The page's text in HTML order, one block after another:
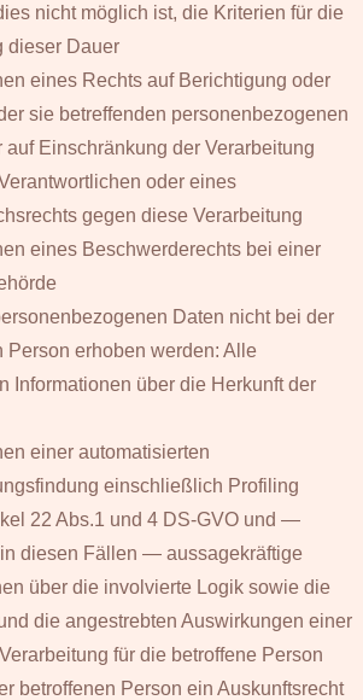
nicht möglich ist, die Kriterien für die
dieser Dauer
eines Rechts auf Berichtigung oder
sie betreffenden personenbezogenen
auf Einschränkung der Verarbeitung
oder eines
gegen diese Verarbeitung
eines Beschwerderechts bei einer
Daten nicht bei der
Person erhoben werden: Alle
Informationen über die Herkunft der
einer automatisierten
einschließlich Profiling
22 Abs.1 und 4 DS-GVO und —
diesen Fällen — aussagekräftige
über die involvierte Logik sowie die
die angestrebten Auswirkungen einer
für die betroffene Person
betroffenen Person ein Auskunftsrecht